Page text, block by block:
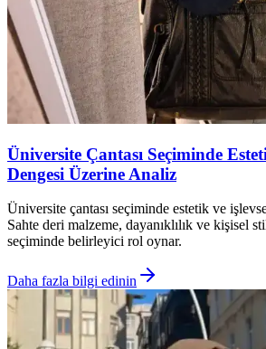
Üniversite Çantası Seçiminde
Dengesi Üzerine Analiz
Üniversite çantası seçiminde estetik ve
Sahte deri malzeme, dayanıklılık ve kişisel
seçiminde belirleyici rol oynar.
Daha fazla bilgi edinin